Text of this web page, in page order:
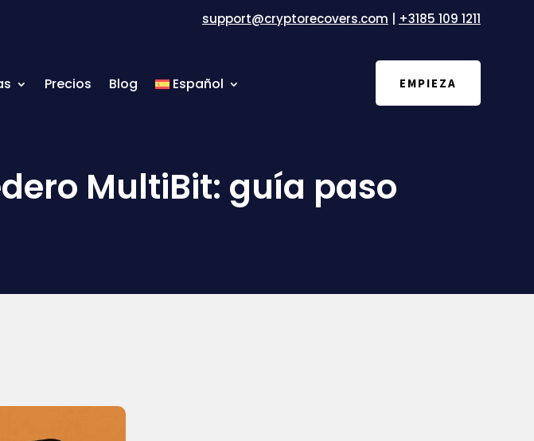
support@cryptorecovers.com +3185 109 1211
Precios Blog Español EMPIEZA
MultiBit: guía paso